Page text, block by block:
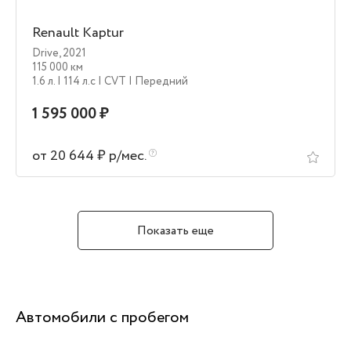
Renault Kaptur
Drive,2021
115 000 км
1.6 л. | 114 л.c | CVT | Передний
1 595 000 ₽
от 20 644 ₽ р/мес.
Показать еще
Автомобили с пробегом